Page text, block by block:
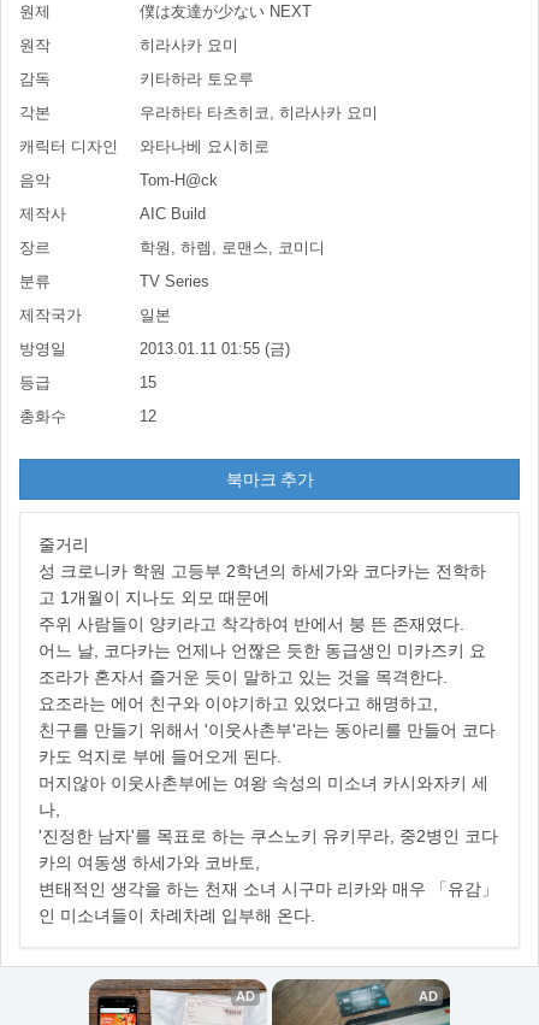
원제
僕は友達が少ない NEXT
원작
히라사카 요미
감독
키타하라 토오루
각본
우라하타 타츠히코, 히라사카 요미
캐릭터 디자인
와타나베 요시히로
음악
Tom-H@ck
제작사
AIC Build
장르
학원, 하렘, 로맨스, 코미디
분류
TV Series
제작국가
일본
방영일
2013.01.11 01:55 (금)
등급
15
총화수
12
북마크 추가
줄거리
성 크로니카 학원 고등부 2학년의 하세가와 코다카는 전학하
고 1개월이 지나도 외모 때문에
주위 사람들이 양키라고 착각하여 반에서 붕 뜬 존재였다.
어느 날, 코다카는 언제나 언짢은 듯한 동급생인 미카즈키 요
조라가 혼자서 즐거운 듯이 말하고 있는 것을 목격한다.
요조라는 에어 친구와 이야기하고 있었다고 해명하고,
친구를 만들기 위해서 '이웃사촌부'라는 동아리를 만들어 코다
카도 억지로 부에 들어오게 된다.
머지않아 이웃사촌부에는 여왕 속성의 미소녀 카시와자키 세
나,
'진정한 남자'를 목표로 하는 쿠스노키 유키무라, 중2병인 코다
카의 여동생 하세가와 코바토,
변태적인 생각을 하는 천재 소녀 시구마 리카와 매우 「유감」
인 미소녀들이 차례차례 입부해 온다.